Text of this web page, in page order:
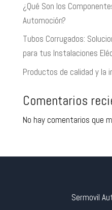
¿Qué Son los
Automoción?
Tubos Corrugados:
para tus Instalaciones
Productos de calidad y la
Comentarios
No hay comentarios que
Sermovil